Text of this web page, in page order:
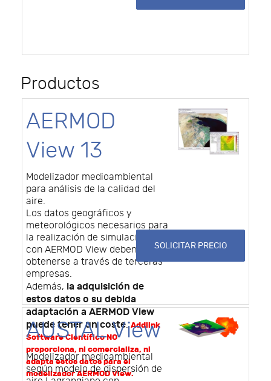
Productos
AERMOD
View 13
Modelizador medioambiental
para análisis de la calidad del
aire.
Los datos geográficos y
meteorológicos necesarios para
la realización de simulaciones
con AERMOD View deben
obtenerse a través de terceras
empresas.
Además, la adquisición de
estos datos o su debida
adaptación a AERMOD View
puede tener un coste.Addlink
Software Científico NO
proporciona, ni comercializa, ni
adapta estos datos para el
modelizador AERMOD View.
SOLICITAR PRECIO
AUSTAL View
Modelizador medioambiental
según modelo de dispersión de